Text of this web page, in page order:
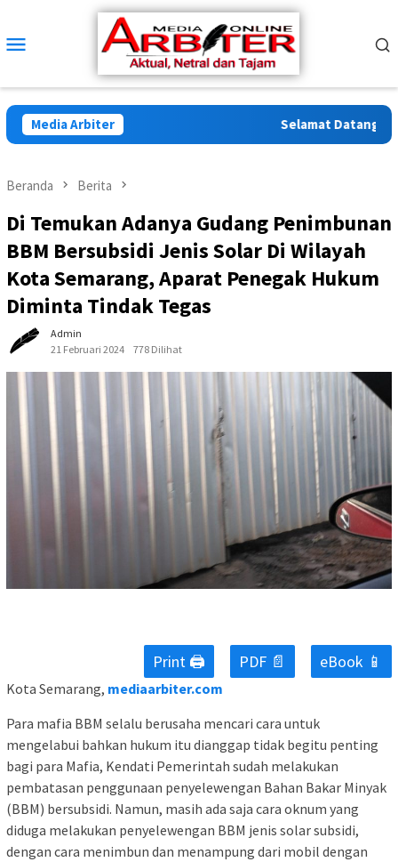
konten
Mobile
Media Arbiter Selamat Datang di
Beranda Berita
Di Temukan Adanya Gudang Penimbunan
BBM Bersubsidi Jenis Solar Di Wilayah
Kota Semarang, Aparat Penegak Hukum
Diminta Tindak Tegas
Admin
21 Februari 2024
778 Dilihat
Print 🖨 PDF 📄 eBook 📱
Kota Semarang, mediaarbiter.com
Para mafia BBM selalu berusaha mencari cara untuk
mengelabui bahkan hukum itu dianggap tidak begitu penting
bagi para Mafia, Kendati Pemerintah sudah melakukan
pembatasan penggunaan penyelewengan Bahan Bakar Minyak
(BBM) bersubsidi. Namun, masih ada saja cara oknum yang
diduga melakukan penyelewengan BBM jenis solar subsidi,
dengan cara menimbun dan menampung dari mobil dengan